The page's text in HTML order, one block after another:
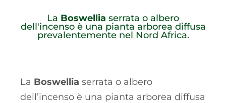
La Boswellia serrata o albero
dell'incenso è una pianta arborea diffusa
prevalentemente nel Nord Africa.
La Boswellia serrata o albero
dell’incenso è una pianta arborea diffusa